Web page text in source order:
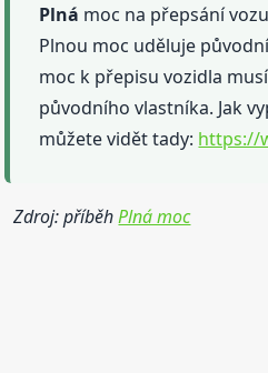
Plná moc na přepsání
Plnou moc uděluje
moc k přepisu vozidla
původního vlastníka. Jak
můžete vidět tady: https://
Zdroj: příběhPlná moc